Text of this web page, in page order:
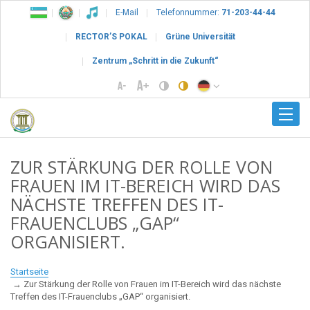
E-Mail Telefonnummer: 71-203-44-44
RECTOR’S POKAL Grüne Universität
Zentrum „Schritt in die Zukunft“
ZUR STÄRKUNG DER ROLLE VON
FRAUEN IM IT-BEREICH WIRD DAS
NÄCHSTE TREFFEN DES IT-
FRAUENCLUBS „GAP“
ORGANISIERT.
Startseite
Zur Stärkung der Rolle von Frauen im IT-Bereich wird das nächste
Treffen des IT-Frauenclubs „GAP“ organisiert.